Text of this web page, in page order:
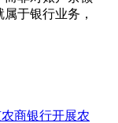
于银行业务，
商银行开展农